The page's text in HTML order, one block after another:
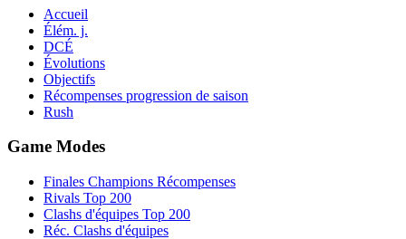
Accueil
Élém. j.
DCÉ
Évolutions
Objectifs
Récompenses progression de saison
Rush
Game Modes
Finales Champions Récompenses
Rivals Top 200
Clashs d'équipes Top 200
Réc. Clashs d'équipes